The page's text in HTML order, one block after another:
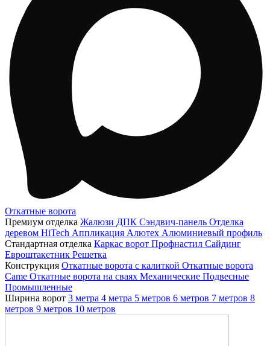
Откатные ворота
Премиум отделка Жалюзи ДПК Сэндвич-панель Отделка
деревом HiTech Аппликация Алютех Алюминиевый профиль
Стандартная отделка Каркас ворот Профнастил Сайдинг
Евроштакетник Решетка
Конструкция Откатные ворота с калиткой Откатные ворота
Came Откатные ворота на сваях Механические Подвесные
Промышленные
Ширина ворот 3 метра 4 метра 5 метров 6 метров 7 метров 8
метров 9 метров 10 метров